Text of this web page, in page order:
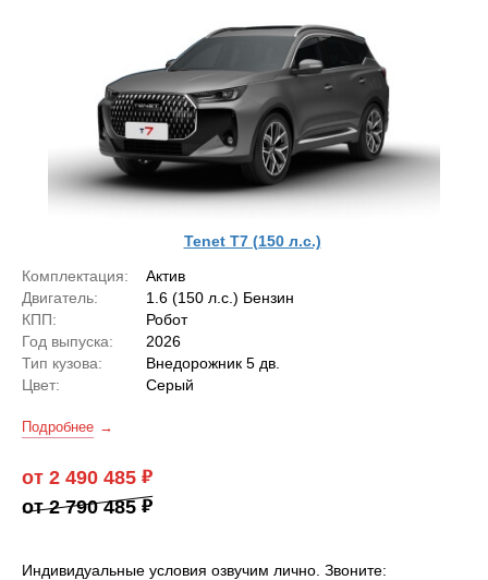
Tenet T7 (150 л.с.)
Комплектация:
Актив
Двигатель:
1.6 (150 л.с.) Бензин
КПП:
Робот
Год выпуска:
2026
Тип кузова:
Внедорожник 5 дв.
Цвет:
Серый
Подробнее
от 2 490 485
от 2 790 485
Индивидуальные условия озвучим лично. Звоните: